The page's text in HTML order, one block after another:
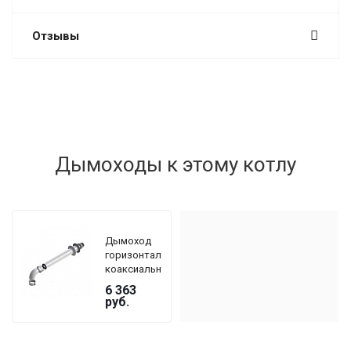
Отзывы
Дымоходы к этому котлу
Дымоход
горизонтальный
коаксиальный
De Dietrich
DY 908 Ø
60/100 мм,
6 363
руб.